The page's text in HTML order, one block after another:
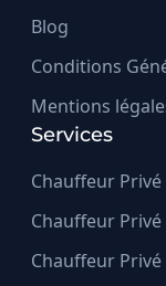
Blog
Conditions
Mentions
Services
Chauffeur Privé
Chauffeur
Chauffeur Privé